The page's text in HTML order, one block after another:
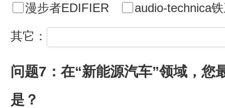
漫步者EDIFIER
audio-technica
其它：
问题7：在“新能源汽车”领域，您
是？